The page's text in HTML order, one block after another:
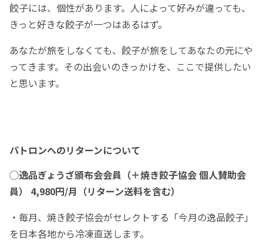
餃子には、個性があります。人によって好みが違っても、
きっと好きな餃子が一つはあるはず。
あなたが旅をしなくても、餃子が旅をしてあなたの元にや
ってきます。その出会いのきっかけを、ここで提供したい
と思います。
パトロンへのリターンについて
◯逸品ぎょうざ頒布会会員（＋焼き餃子協会 個人賛助会
員） 4,980円/月（リターン送料を含む）
・毎月、焼き餃子協会がセレクトする「今月の逸品餃子」
を日本各地から冷凍直送します。